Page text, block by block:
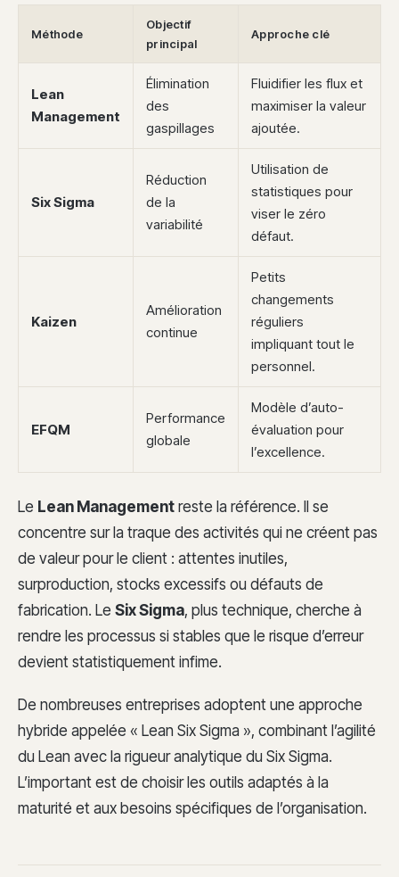
Méthode
Objectif
principal
Approche clé
Lean
Management
Élimination
des
gaspillages
Fluidifier les flux et
maximiser la valeur
ajoutée.
Six Sigma
Réduction
de la
variabilité
Utilisation de
statistiques pour
viser le zéro
défaut.
Kaizen
Amélioration
continue
Petits
changements
réguliers
impliquant tout le
personnel.
EFQM
Performance
globale
Modèle d’auto-
évaluation pour
l’excellence.
Le Lean Management reste la référence. Il se
concentre sur la traque des activités qui ne créent pas
de valeur pour le client : attentes inutiles,
surproduction, stocks excessifs ou défauts de
fabrication. Le Six Sigma, plus technique, cherche à
rendre les processus si stables que le risque d’erreur
devient statistiquement infime.
De nombreuses entreprises adoptent une approche
hybride appelée « Lean Six Sigma », combinant l’agilité
du Lean avec la rigueur analytique du Six Sigma.
L’important est de choisir les outils adaptés à la
maturité et aux besoins spécifiques de l’organisation.